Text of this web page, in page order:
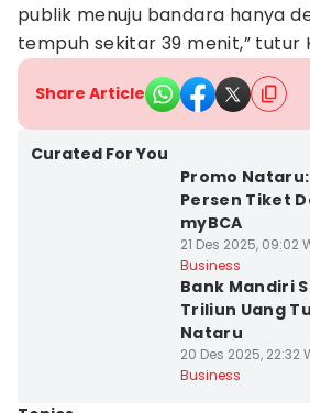
publik menuju bandara hanya
tempuh sekitar 39 menit,” tutur
Share Article
Curated For You
Promo
Persen Tiket
myBCA
21 Des 2025, 09:02
Business
Bank Mandiri
Triliun Uang
Nataru
20 Des 2025, 22:32
Business